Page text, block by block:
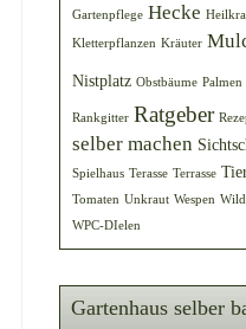
Gartenpflege Hecke
Kletterpflanzen Kräuter
Nistplatz Obstbäume Palmen
Rankgitter Ratgeber
selber machen
Spielhaus Terasse Terrasse
Tomaten Unkraut Wespen
WPC-DIelen
Gartenhaus selber